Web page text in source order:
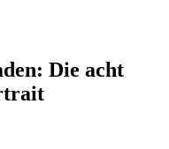
Die acht